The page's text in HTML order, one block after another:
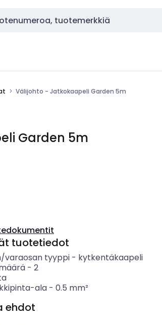
Välijohto - Jatkokaapeli Garden 5m
Garden 5m
tuotetiedot
varaosan tyyppi- kytkentäkaapeli
- 2
ala- 0.5 mm²
ehdot